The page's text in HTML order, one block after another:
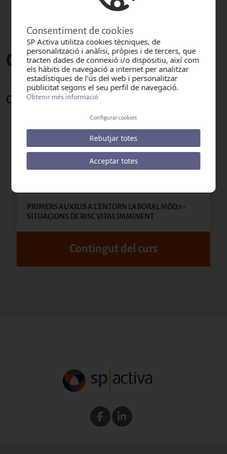
Cursos del programa
CURSOS ALTRES SECTORS
PRIMERS AUXILIS A L'ENTORN LABORAL MÒDUL 2 -
SITUACIONS MÉS FREQÜENTS EN PPAA
PRIMERS AUXILIS A L'ENTORN LABORAL MÒD.1 -
SITUACIONS DE RISC VITAL IMMINENT
Contingut del curs
FacebookLinkedin
Consentiment de cookies
SP Activa utilitza cookies tècniques, de
personalització i anàlisi, pròpies i de tercers, que
tracten dades de connexió i/o dispositiu, així com
els hàbits de navegació a internet per analitzar
estadístiques de l’ús del web i personalitzar
publicitat segons el seu perfil de navegació.
Obtenir més informació
Configurar cookies
Rebutjar totes
Acceptar totes